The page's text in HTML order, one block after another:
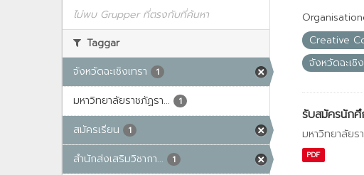
ไม่พบ Grupper ที่ตรงกับที่ค้นหา
Taggar
จังหวัดฉะเชิงเทรา
1
มหาวิทยาลัยราชภัฏรา... 1
สมัครเรียน 1
สำนักส่งเสริมวิชากา... 1
Creative
จังหวัดฉะเชิ
รับสมัครนักศึ
มหาวิทยาลัย
PDF